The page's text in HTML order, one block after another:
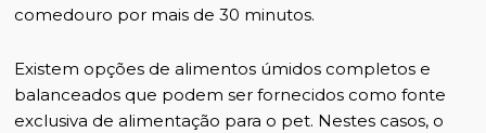
comedouro por mais de 30 minutos.
Existem opções de alimentos úmidos completos e
balanceados que podem ser fornecidos como fonte
exclusiva de alimentação para o pet. Nestes casos, o